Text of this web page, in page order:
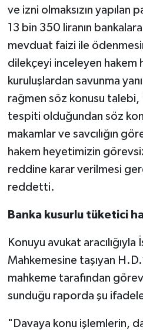
ve izni olmaksızın yapılan
13 bin 350 liranın
mevduat faizi ile
dilekçeyi inceleyen hakem
kuruluşlardan savunma
rağmen söz konusu talebi,
tespiti olduğundan söz
makamlar ve savcılığın
hakem heyetimizin
reddine karar verilmesi
reddetti.
Banka kusurlu tüketici
Konuyu avukat
Mahkemesine taşıyan
mahkeme tarafından
sunduğu raporda şu
"Davaya konu işlemlerin,